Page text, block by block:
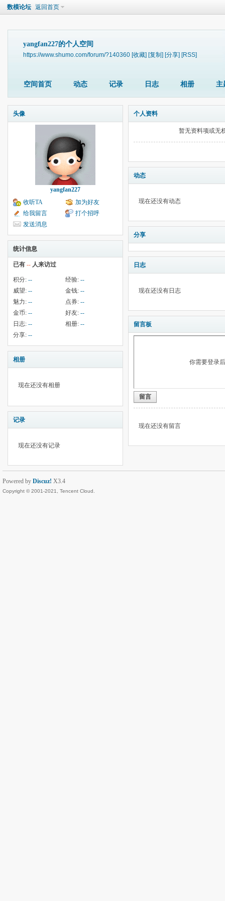
数模论坛 返回首页
yangfan227的个人空间
https://www.shumo.com/forum/?140360 [收藏] [复制] [分享] [RSS]
空间首页 动态 记录 日志 相册 主
头像
yangfan227
收听TA
加为好友
给我留言
打个招呼
发送消息
统计信息
已有 -- 人来访过
积分: -- 经验: --
威望: -- 金钱: --
魅力: -- 点券: --
金币: -- 好友: --
日志: -- 相册: --
分享: --
相册
现在还没有相册
记录
现在还没有记录
个人资料
暂无资料项或无
动态
现在还没有动态
分享
日志
现在还没有日志
留言板
你需要登录
留言
现在还没有留言
Powered by Discuz! X3.4
Copyright © 2001-2021, Tencent Cloud.